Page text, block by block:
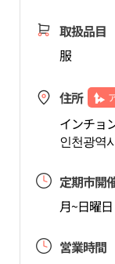
取扱品目
服
住所
インチョ
인천광역
定期市開
月~日曜日
営業時間